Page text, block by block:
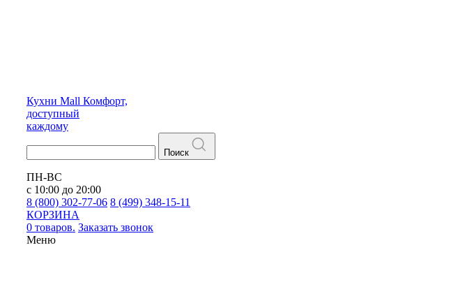
Кухни Mall Комфорт,
доступный
каждому
Поиск
ПН-ВС
с 10:00 до 20:00
8 (800) 302-77-06 8 (499) 348-15-11
КОРЗИНА
0 товаров. Заказать звонок
Меню